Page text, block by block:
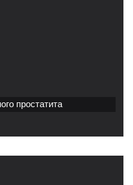
простатита